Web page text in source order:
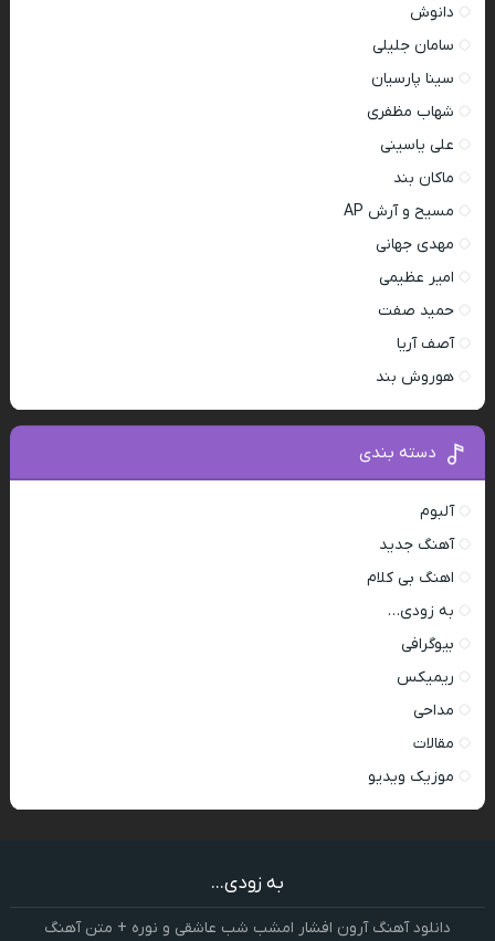
دانوش
سامان جلیلی
سینا پارسیان
شهاب مظفری
علی یاسینی
ماکان بند
مسیح و آرش AP
مهدی جهانی
امیر عظیمی
حمید صفت
آصف آریا
هوروش بند
دسته بندی
آلبوم
آهنگ جدید
اهنگ بی کلام
به زودی…
بیوگرافی
ریمیکس
مداحی
مقالات
موزیک ویدیو
به زودی...
دانلود آهنگ آرون افشار امشب شب عاشقی و نوره + متن آهنگ